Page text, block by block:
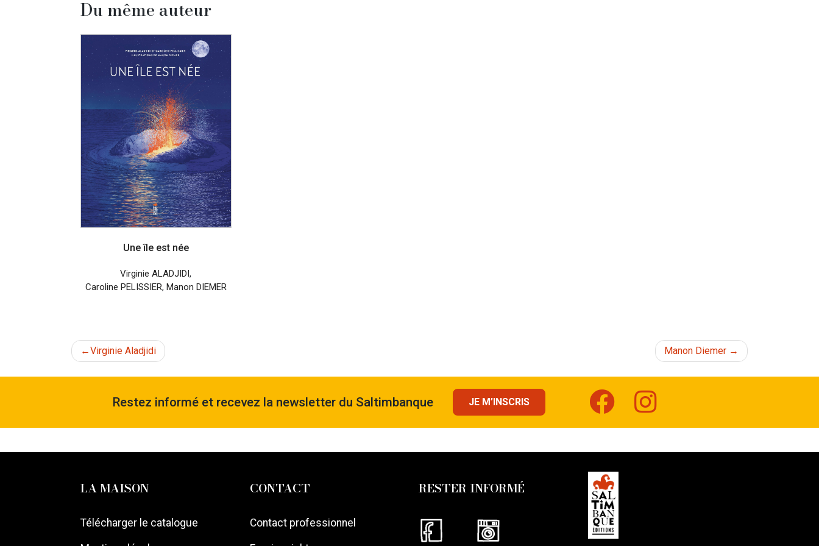
Du même auteur
Une île est née
Virginie ALADJIDI,
Caroline PELISSIER, Manon DIEMER
Navigation
de
l’article
Virginie Aladjidi Manon Diemer
Restez informé et recevez la newsletter du Saltimbanque JE M’INSCRIS
LA MAISON
Télécharger le catalogue
CONTACT
Contact professionnel
RESTER INFORMÉ